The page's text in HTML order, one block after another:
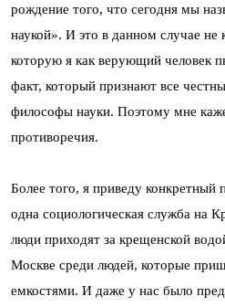
рождение того, что сегодня мы
наукой». И это в данном случае не
которую я как верующий человек
факт, который признают все
философы науки. Поэтому мне
противоречия.
Более того, я приведу
одна социологическая служба на
люди приходят за крещенской
Москве среди людей, которые
емкостями. И даже у нас было